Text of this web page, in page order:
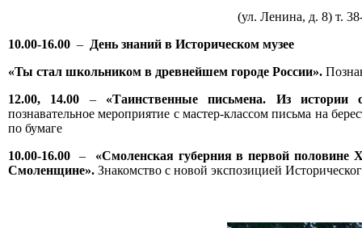
(ул. Ленина, д. 8) т.
10.00-16.00 – День знаний в Историческом музее
«Ты стал школьником в древнейшем городе России».
12.00, 14.00 –«Таинственные письмена. Из истории
познавательное мероприятие с мастер-классом письма на
по бумаге
10.00-16.00 – «Смоленская губерния в первой половине
Смоленщине». Знакомство с новой экспозицией